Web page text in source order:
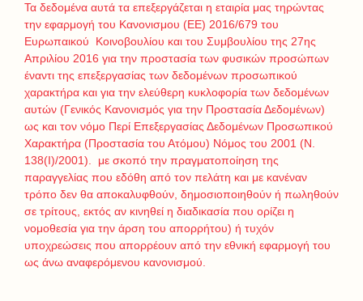
Τα δεδομένα αυτά τα επεξεργάζεται η εταιρία μας τηρώντας
την εφαρμογή του Κανονισμου (ΕΕ) 2016/679 του
Ευρωπαικού Κοινοβουλίου και του Συμβουλίου της 27ης
Απριλίου 2016 για την προστασία των φυσικών προσώπων
έναντι της επεξεργασίας των δεδομένων προσωπικού
χαρακτήρα και για την ελεύθερη κυκλοφορία των δεδομένων
αυτών (Γενικός Κανονισμός για την Προστασία Δεδομένων)
ως και τον νόμο Περί Επεξεργασίας Δεδομένων Προσωπικού
Χαρακτήρα (Προστασία του Ατόμου) Νόμος του 2001 (Ν.
138(I)/2001). με σκοπό την πραγματοποίηση της
παραγγελίας που εδόθη από τον πελάτη και με κανέναν
τρόπο δεν θα αποκαλυφθούν, δημοσιοποιηθούν ή πωληθούν
σε τρίτους, εκτός αν κινηθεί η διαδικασία που ορίζει η
νομοθεσία για την άρση του απορρήτου) ή τυχόν
υποχρεώσεις που απορρέουν από την εθνική εφαρμογή του
ως άνω αναφερόμενου κανονισμού.